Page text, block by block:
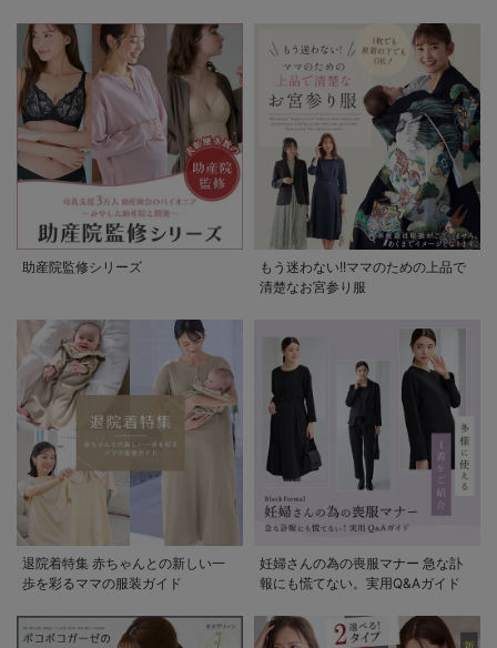
助産院監修シリーズ
もう迷わない!!ママのための上品で
清楚なお宮参り服
退院着特集 赤ちゃんとの新しい一
歩を彩るママの服装ガイド
妊婦さんの為の喪服マナー 急な訃
報にも慌てない。実用Q&Aガイド